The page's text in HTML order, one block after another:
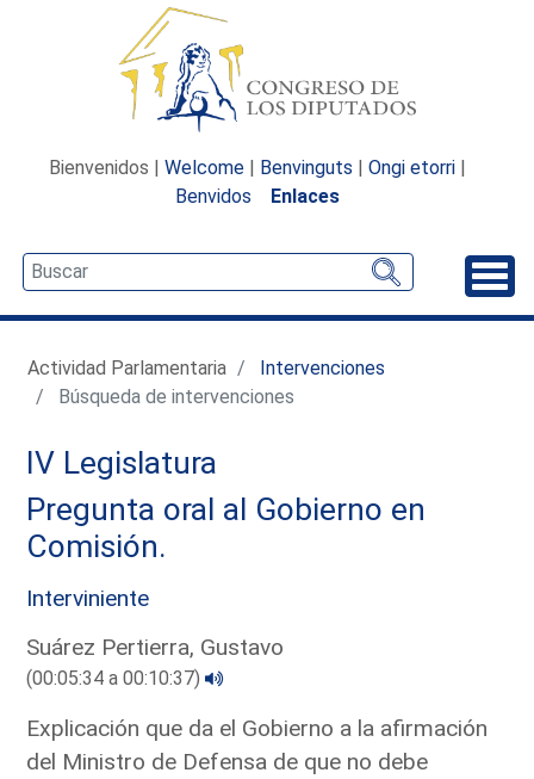
Bienvenidos | Welcome | Benvinguts | Ongi etorri |
Benvidos
Enlaces
Actividad Parlamentaria
Intervenciones
Búsqueda de intervenciones
IV Legislatura
Pregunta oral al Gobierno en
Comisión.
Interviniente
Suárez Pertierra, Gustavo
(00:05:34 a 00:10:37)
Explicación que da el Gobierno a la afirmación
del Ministro de Defensa de que no debe